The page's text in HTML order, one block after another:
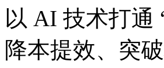
以 AI 技术打通
降本提效、突